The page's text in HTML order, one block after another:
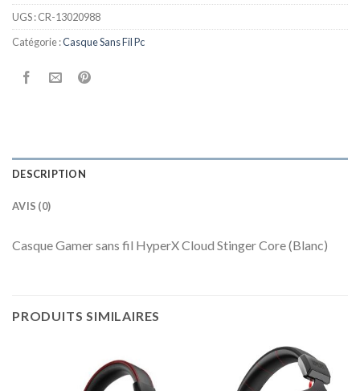
UGS :CR-13020988
Catégorie :Casque Sans Fil Pc
DESCRIPTION
AVIS (0)
Casque Gamer sans fil HyperX Cloud Stinger Core (Blanc)
PRODUITS SIMILAIRES